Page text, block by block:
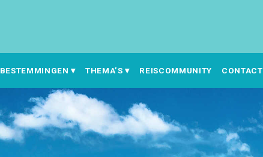
BESTEMMINGEN THEMA’S REISCOMMUNITY CONTACT